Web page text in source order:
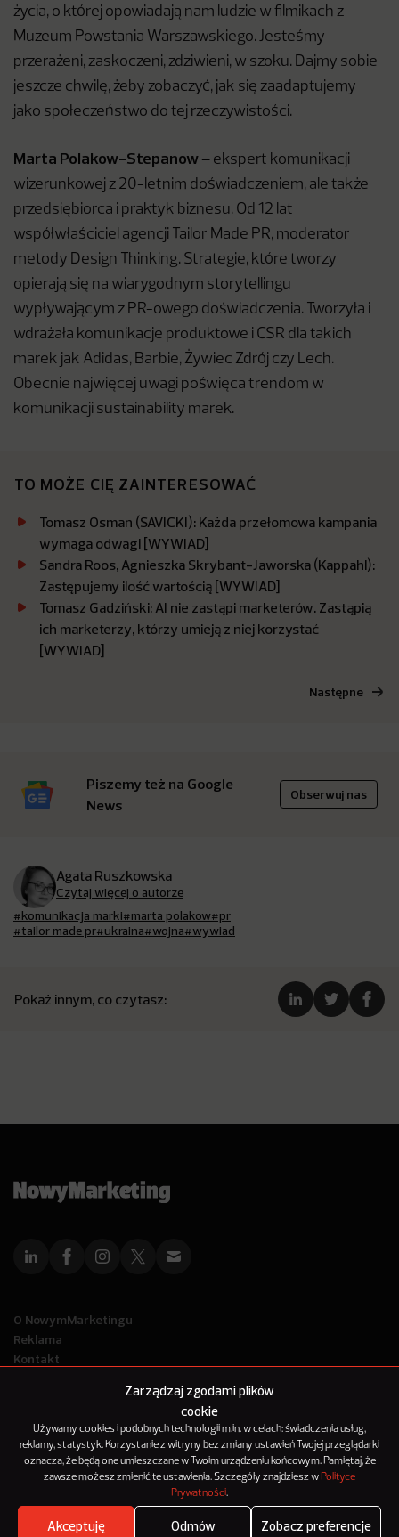
Zarządzaj zgodami plików
cookie
Używamy cookies i podobnych technologii m.in. w celach: świadczenia usług,
reklamy, statystyk. Korzystanie z witryny bez zmiany ustawień Twojej przeglądarki
oznacza, że będą one umieszczane w Twoim urządzeniu końcowym. Pamiętaj, że
zawsze możesz zmienić te ustawienia. Szczegóły znajdziesz w Polityce
Prywatności.
Akceptuję Odmów Zobacz preferencje
życia, o której opowiadają nam ludzie w filmikach z
Muzeum Powstania Warszawskiego. Jesteśmy
przerażeni, zaskoczeni, zdziwieni, w szoku. Dajmy sobie
jeszcze chwilę, żeby zobaczyć, jak się zaadaptujemy
jako społeczeństwo do tej rzeczywistości.
Marta Polakow-Stepanow – ekspert komunikacji
wizerunkowej z 20-letnim doświadczeniem, ale także
przedsiębiorca i praktyk biznesu. Od 12 lat
współwłaściciel agencji Tailor Made PR, moderator
metody Design Thinking. Strategie, które tworzy
opierają się na wiarygodnym storytellingu
wypływającym z PR-owego doświadczenia. Tworzyła i
wdrażała komunikacje produktowe i CSR dla takich
marek jak Adidas, Barbie, Żywiec Zdrój czy Lech.
Obecnie najwięcej uwagi poświęca trendom w
komunikacji sustainability marek.
TO MOŻE CIĘ ZAINTERESOWAĆ
Tomasz Osman (SAVICKI): Każda przełomowa kampania
wymaga odwagi [WYWIAD]
Sandra Roos, Agnieszka Skrybant-Jaworska (Kappahl):
Zastępujemy ilość wartością [WYWIAD]
Tomasz Gadziński: AI nie zastąpi marketerów. Zastąpią
ich marketerzy, którzy umieją z niej korzystać
[WYWIAD]
Następne
Piszemy też na Google
News
Obserwuj nas
Agata Ruszkowska
Czytaj więcej o autorze
#komunikacja marki#marta polakow#pr
#tailor made pr#ukraina#wojna#wywiad
Pokaż innym, co czytasz:
O NowymMarketingu
Reklama
Kontakt
© 2012-2025
NowyMarketing jest marką 143Media Sp. z o.o.